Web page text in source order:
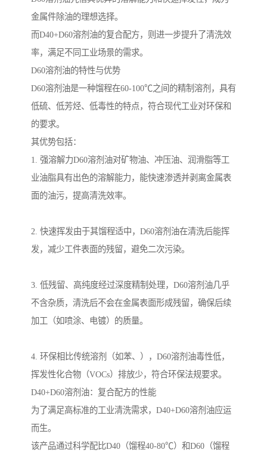
金属件除油的理想选择。
而D40+D60溶剂油的复合配方，则进一步提升了清洗效
率，满足不同工业场景的需求。
D60溶剂油的特性与优势
D60溶剂油是一种馏程在60-100℃之间的精制溶剂，具有
低硫、低芳烃、低毒性的特点，符合现代工业对环保和
的要求。
其优势包括：
1. 强溶解力D60溶剂油对矿物油、冲压油、润滑脂等工
业油脂具有出色的溶解能力，能快速渗透并剥离金属表
面的油污，提高清洗效率。
2. 快速挥发由于其馏程适中，D60溶剂油在清洗后能挥
发，减少工件表面的残留，避免二次污染。
3. 低残留、高纯度经过深度精制处理，D60溶剂油几乎
不含杂质，清洗后不会在金属表面形成残留，确保后续
加工（如喷涂、电镀）的质量。
4. 环保相比传统溶剂（如苯、），D60溶剂油毒性低，
挥发性化合物（VOCs）排放少，符合环保法规要求。
D40+D60溶剂油：复合配方的性能
为了满足高标准的工业清洗需求，D40+D60溶剂油应运
而生。
该产品通过科学配比D40（馏程40-80℃）和D60（馏程